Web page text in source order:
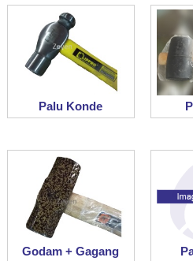
Palu Konde
Godam + Gagang